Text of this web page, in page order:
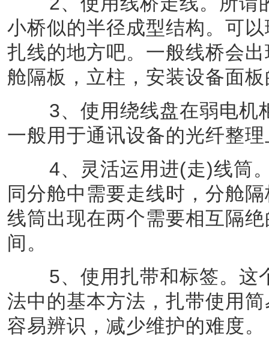
小桥似的半径成型结构。可
扎线的地方吧。一般线桥会
舱隔板，立柱，安装设备面
3、使用绕线盘在弱电机
一般用于通讯设备的光纤整
4、灵活运用进(走)线筒。
同分舱中需要走线时，分舱
线筒出现在两个需要相互隔
间。
5、使用扎带和标签。这
法中的基本方法，扎带使用
容易辨识，减少维护的难度。